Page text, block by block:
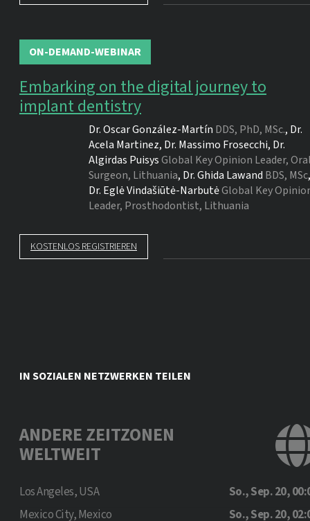
ON-DEMAND-WEBINAR
Embarking on the digital journey to
implant dentistry
Dr.Oscar González-Martín DDS, PhD, MSc., Dr.
Acela Martinez, Dr. Massimo Frosecchi, Dr.
Algirdas PuisysGlobal Key Opinion Leader,
Surgeon, Lithuania, Dr.Ghida Lawand BDS, MSc,
Dr. Eglė Vindašiūtė-NarbutėGlobal Key
Leader, Prosthodontist, Lithuania
KOSTENLOS REGISTRIEREN
IN SOZIALEN NETZWERKEN TEILEN
ANDERE ZEITZONEN
WELTWEIT
Los Angeles, USA
So., Sep. 20,
Mexico City, Mexico
So., Sep. 20,